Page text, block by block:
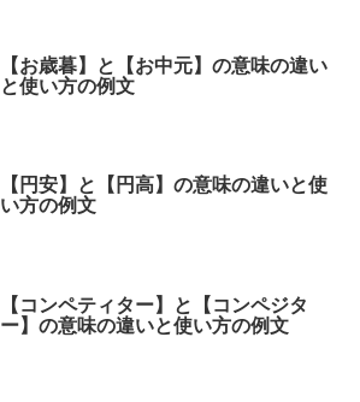
【お歳暮】と【お中元】の意味の違い
と使い方の例文
【円安】と【円高】の意味の違いと使
い方の例文
【コンペティター】と【コンペジタ
ー】の意味の違いと使い方の例文